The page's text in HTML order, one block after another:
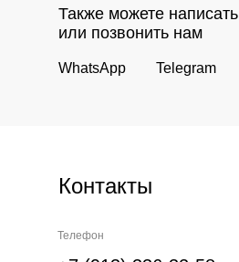
Telegram
WhatsApp
Также можете написать
или позвонить нам
Контакты
Телефон